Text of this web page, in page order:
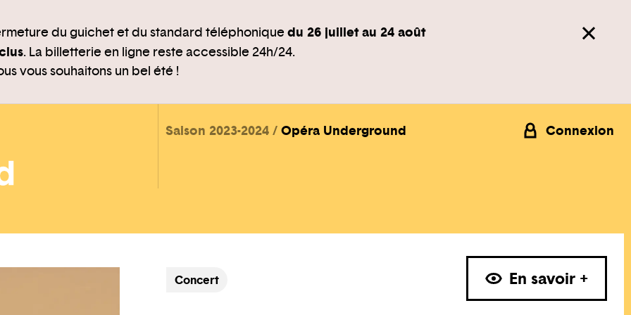
du guichet et du standard téléphoniquedu 26 juillet au 24 août
. La billetterie en ligne reste accessible 24h/24.
vous souhaitons un bel été !
Saison 2023-2024 Opéra Underground Connexion
Concert En savoir +